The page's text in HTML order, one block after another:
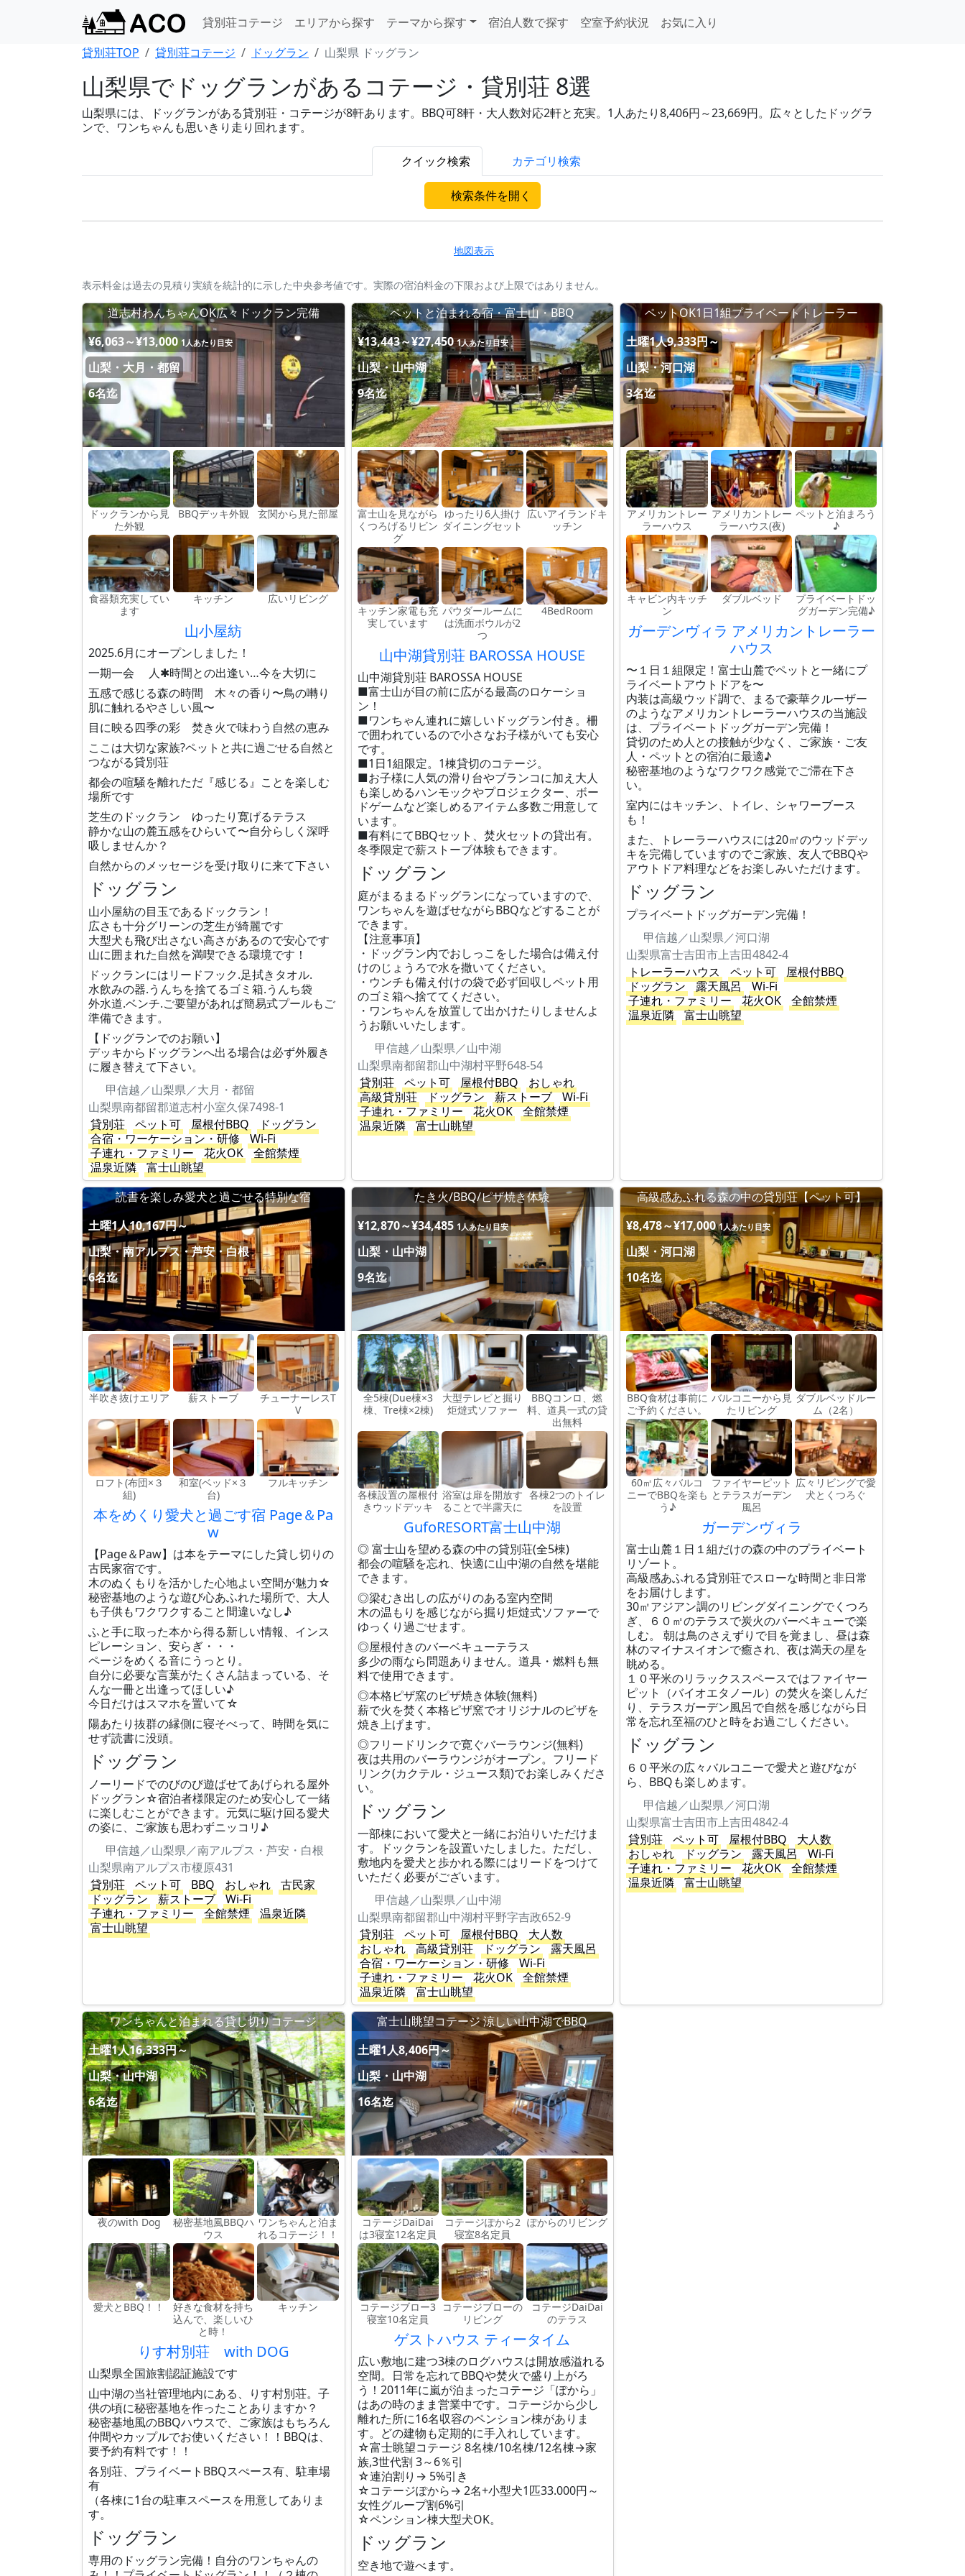
貸別荘コテージ エリアから探す テーマから探す 宿泊人数で探す 空室予約状況
お気に入り
貸別荘TOP
貸別荘コテージ ドッグラン 山梨県 ドッグラン
山梨県でドッグランがあるコテージ・貸別荘 8選
山梨県には、ドッグランがある貸別荘・コテージが8軒あります。BBQ可8軒・大人数対応2軒と充実。1人あたり8,406円～23,669円。広々としたドッグラ
ンで、ワンちゃんも思いきり走り回れます。
クイック検索 カテゴリ検索
検索条件を開く
地図表示
表示料金は過去の見積り実績を統計的に示した中央参考値です。実際の宿泊料金の下限および上限ではありません。
道志村わんちゃんOK広々ドックラン完備
¥6,063～¥13,000 1人あたり目安
山梨・大月・都留
6名迄
ドックランから見
た外観
BBQデッキ外観 玄関から見た部屋
食器類充実してい
ます
キッチン 広いリビング
山小屋紡
2025.6月にオープンしました！
一期一会 人✱時間との出逢い…今を大切に
五感で感じる森の時間 木々の香り〜鳥の囀り
肌に触れるやさしい風〜
目に映る四季の彩 焚き火で味わう自然の恵み
ここは大切な家族?ペットと共に過ごせる自然と
つながる貸別荘
都会の喧騒を離れただ『感じる』ことを楽しむ
場所です
芝生のドックラン ゆったり寛げるテラス
静かな山の麓五感をひらいて〜自分らしく深呼
吸しませんか？
自然からのメッセージを受け取りに来て下さい
ドッグラン
山小屋紡の目玉であるドックラン！
広さも十分グリーンの芝生が綺麗です
大型犬も飛び出さない高さがあるので安心です
山に囲まれた自然を満喫できる環境です！
ドックランにはリードフック.足拭きタオル.
水飲みの器.うんちを捨てるゴミ箱.うんち袋
外水道.ベンチ.ご要望があれば簡易式プールもご
準備できます。
【ドッグランでのお願い】
デッキからドッグランへ出る場合は必ず外履き
に履き替えて下さい。
甲信越／山梨県／大月・都留
山梨県南都留郡道志村小室久保7498-1
貸別荘
ペット可 屋根付BBQ
ドッグラン
合宿・ワーケーション・研修
Wi-Fi
子連れ・ファミリー
花火OK
全館禁煙
温泉近隣
富士山眺望
ペットと泊まれる宿・富士山・BBQ
¥13,443～¥27,450 1人あたり目安
山梨・山中湖
9名迄
富士山を見ながら
くつろげるリビン
グ
ゆったり6人掛け
ダイニングセット
広いアイランドキ
ッチン
キッチン家電も充
実しています
パウダールームに
は洗面ボウルが2
つ
4BedRoom
山中湖貸別荘 BAROSSA HOUSE
山中湖貸別荘 BAROSSA HOUSE
■富士山が目の前に広がる最高のロケーショ
ン！
■ワンちゃん連れに嬉しいドッグラン付き。柵
で囲われているので小さなお子様がいても安心
です。
■1日1組限定。1棟貸切のコテージ。
■お子様に人気の滑り台やブランコに加え大人
も楽しめるハンモックやプロジェクター、ボー
ドゲームなど楽しめるアイテム多数ご用意して
います。
■有料にてBBQセット、焚火セットの貸出有。
冬季限定で薪ストーブ体験もできます。
ドッグラン
庭がまるまるドッグランになっていますので、
ワンちゃんを遊ばせながらBBQなどすることが
できます。
【注意事項】
・ドッグラン内でおしっこをした場合は備え付
けのじょうろで水を撒いてください。
・ウンチも備え付けの袋で必ず回収しペット用
のゴミ箱へ捨ててください。
・ワンちゃんを放置して出かけたりしませんよ
うお願いいたします。
甲信越／山梨県／山中湖
山梨県南都留郡山中湖村平野648-54
貸別荘
ペット可 屋根付BBQ
おしゃれ
高級貸別荘
ドッグラン 薪ストーブ
Wi-Fi
子連れ・ファミリー
花火OK
全館禁煙
温泉近隣
富士山眺望
ペットOK1日1組プライベートトレーラー
土曜1人9,333円～
山梨・河口湖
3名迄
アメリカントレー
ラーハウス
アメリカントレー
ラーハウス(夜)
ペットと泊まろう
♪
キャビン内キッチ
ン
ダブルベッド
プライベートドッ
グガーデン完備♪
ガーデンヴィラ アメリカントレーラー
ハウス
〜１日１組限定！富士山麓でペットと一緒にプ
ライベートアウトドアを〜
内装は高級ウッド調で、まるで豪華クルーザー
のようなアメリカントレーラーハウスの当施設
は、プライベートドッグガーデン完備！
貸切のため人との接触が少なく、ご家族・ご友
人・ペットとの宿泊に最適♪
秘密基地のようなワクワク感覚でご滞在下さ
い。
室内にはキッチン、トイレ、シャワーブース
も！
また、トレーラーハウスには20㎡のウッドデッ
キを完備していますのでご家族、友人でBBQや
アウトドア料理などをお楽しみいただけます。
ドッグラン
プライベートドッグガーデン完備！
甲信越／山梨県／河口湖
山梨県富士吉田市上吉田4842-4
トレーラーハウス
ペット可
屋根付BBQ
ドッグラン
露天風呂
Wi-Fi
子連れ・ファミリー
花火OK
全館禁煙
温泉近隣
富士山眺望
読書を楽しみ愛犬と過ごせる特別な宿
土曜1人10,167円～
山梨・南アルプス・芦安・白根
6名迄
半吹き抜けエリア 薪ストーブ
チューナーレスT
V
ロフト(布団×３
組)
和室(ベッド×３
台)
フルキッチン
本をめくり愛犬と過ごす宿 Page＆Pa
w
【Page＆Paw】は本をテーマにした貸し切りの
古民家宿です。
木のぬくもりを活かした心地よい空間が魅力☆
秘密基地のような遊び心あふれた場所で、大人
も子供もワクワクすること間違いなし♪
ふと手に取った本から得る新しい情報、インス
ピレーション、安らぎ・・・
ページをめくる音にうっとり。
自分に必要な言葉がたくさん詰まっている、そ
んな一冊と出逢ってほしい♪
今日だけはスマホを置いて☆
陽あたり抜群の縁側に寝そべって、時間を気に
せず読書に没頭。
ドッグラン
ノーリードでのびのび遊ばせてあげられる屋外
ドッグラン☆宿泊者様限定のため安心して一緒
に楽しむことができます。元気に駆け回る愛犬
の姿に、ご家族も思わずニッコリ♪
甲信越／山梨県／南アルプス・芦安・白根
山梨県南アルプス市榎原431
貸別荘
ペット可 BBQ おしゃれ
古民家
ドッグラン
薪ストーブ
Wi-Fi
子連れ・ファミリー
全館禁煙
温泉近隣
富士山眺望
たき火/BBQ/ピザ焼き体験
¥12,870～¥34,485 1人あたり目安
山梨・山中湖
9名迄
全5棟(Due棟×3
棟、Tre棟×2棟)
大型テレビと掘り
炬燵式ソファー
BBQコンロ、燃
料、道具一式の貸
出無料
各棟設置の屋根付
きウッドデッキ
浴室は扉を開放す
ることで半露天に
各棟2つのトイレ
を設置
GufoRESORT富士山中湖
◎ 富士山を望める森の中の貸別荘(全5棟)
都会の喧騒を忘れ、快適に山中湖の自然を堪能
できます。
◎梁むき出しの広がりのある室内空間
木の温もりを感じながら掘り炬燵式ソファーで
ゆっくり過ごせます。
◎屋根付きのバーベキューテラス
多少の雨なら問題ありません。道具・燃料も無
料で使用できます。
◎本格ピザ窯のピザ焼き体験(無料)
薪で火を焚く本格ピザ窯でオリジナルのピザを
焼き上げます。
◎フリードリンクで寛ぐバーラウンジ(無料)
夜は共用のバーラウンジがオープン。フリード
リンク(カクテル・ジュース類)でお楽しみくださ
い。
ドッグラン
一部棟において愛犬と一緒にお泊りいただけま
す。ドックランを設置いたしました。ただし、
敷地内を愛犬と歩かれる際にはリードをつけて
いただく必要がございます。
甲信越／山梨県／山中湖
山梨県南都留郡山中湖村平野字吉政652-9
貸別荘
ペット可 屋根付BBQ
大人数
おしゃれ
高級貸別荘 ドッグラン
露天風呂
合宿・ワーケーション・研修
Wi-Fi
子連れ・ファミリー
花火OK
全館禁煙
温泉近隣
富士山眺望
高級感あふれる森の中の貸別荘【ペット可】
¥8,478～¥17,000 1人あたり目安
山梨・河口湖
10名迄
BBQ食材は事前に
ご予約ください。
バルコニーから見
たリビング
ダブルベッドルー
ム（2名）
60㎡広々バルコ
ニーでBBQを楽も
う♪
ファイヤーピット
とテラスガーデン
風呂
広々リビングで愛
犬とくつろぐ
ガーデンヴィラ
富士山麓１日１組だけの森の中のプライベート
リゾート。
高級感あふれる貸別荘でスローな時間と非日常
をお届けします。
30㎡アジアン調のリビングダイニングでくつろ
ぎ、６０㎡のテラスで炭火のバーベキューで楽
しむ。 朝は鳥のさえずりで目を覚まし、昼は森
林のマイナスイオンで癒され、夜は満天の星を
眺める。
１０平米のリラックススペースではファイヤー
ピット（バイオエタノール）の焚火を楽しんだ
り、テラスガーデン風呂で自然を感じながら日
常を忘れ至福のひと時をお過ごしください。
ドッグラン
６０平米の広々バルコニーで愛犬と遊びなが
ら、BBQも楽しめます。
甲信越／山梨県／河口湖
山梨県富士吉田市上吉田4842-4
貸別荘
ペット可 屋根付BBQ
大人数
おしゃれ
ドッグラン 露天風呂
Wi-Fi
子連れ・ファミリー
花火OK
全館禁煙
温泉近隣
富士山眺望
ワンちゃんと泊まれる貸し切りコテージ
土曜1人16,333円～
山梨・山中湖
6名迄
夜のwith Dog
秘密基地風BBQハ
ウス
ワンちゃんと泊ま
れるコテージ！！
愛犬とBBQ！！
好きな食材を持ち
込んで、楽しいひ
と時！
キッチン
りす村別荘 with DOG
山梨県全国旅割認証施設です
山中湖の当社管理地内にある、りす村別荘。子
供の頃に秘密基地を作ったことありますか？
秘密基地風のBBQハウスで、ご家族はもちろん
仲間やカップルでお使いください！！BBQは、
要予約有料です！！
各別荘、プライベートBBQスぺース有、駐車場
有
（各棟に1台の駐車スペースを用意してありま
す。
ドッグラン
専用のドッグラン完備！自分のワンちゃんの
富士山眺望コテージ 涼しい山中湖でBBQ
土曜1人8,406円～
山梨・山中湖
16名迄
コテージDaiDai
は3寝室12名定員
コテージぽから2
寝室8名定員
ぽからのリビング
コテージブロー3
寝室10名定員
コテージブローの
リビング
コテージDaiDai
のテラス
ゲストハウス ティータイム
広い敷地に建つ3棟のログハウスは開放感溢れる
空間。日常を忘れてBBQや焚火で盛り上がろ
う！2011年に嵐が泊まったコテージ「ぽから」
はあの時のまま営業中です。コテージから少し
離れた所に16名収容のペンション棟がありま
す。どの建物も定期的に手入れしています。
☆富士眺望コテージ 8名棟/10名棟/12名棟→家
族,3世代割 3～6％引
☆連泊割り→ 5%引き
☆コテージぽから→ 2名+小型犬1匹33.000円～
女性グループ割6%引
☆ペンション棟大型犬OK。
ドッグラン
空き地で遊べます。